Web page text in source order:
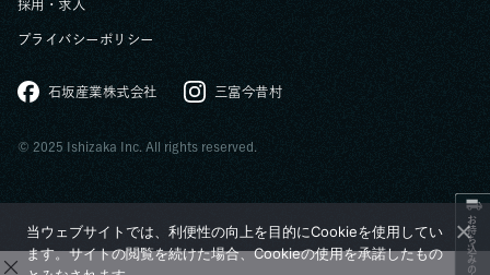
お持ち込みの方へ
採用・求人
プライバシーポリシー
石坂産業株式会社 三富今昔村
© 2025 Ishizaka Inc. All rights reserved.
当ウェブサイトでは、利便性の向上を目的にCookieを使用してい
ます。サイトの閲覧を続けた場合、Cookieの使用を承諾したもの